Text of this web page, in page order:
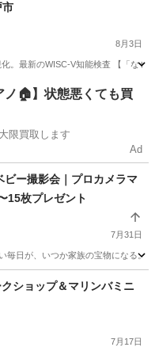
市
8月3日
化。最新のWISC-V知能検査 【「な
ノ🏠】状態悪くても買
限買取します
Ad
ビー撮影会｜プロカメラマ
15枚プレゼント
7月31日
毎日が、いつか家族の宝物になる
カメラマン
ショップ＆マリンバミニ
7月17日